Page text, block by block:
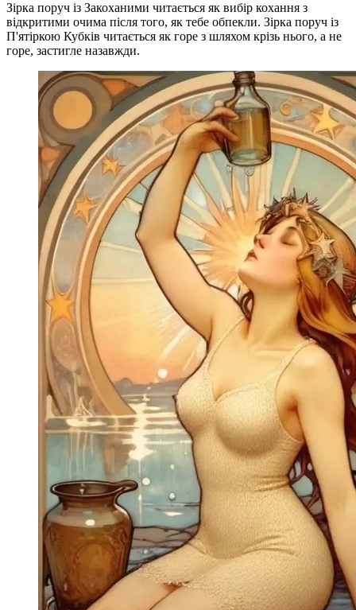
Зірка поруч із Закоханими читається як вибір кохання з
відкритими очима після того, як тебе обпекли. Зірка поруч із
П'ятіркою Кубків читається як горе з шляхом крізь нього, а не
горе, застигле назавжди.